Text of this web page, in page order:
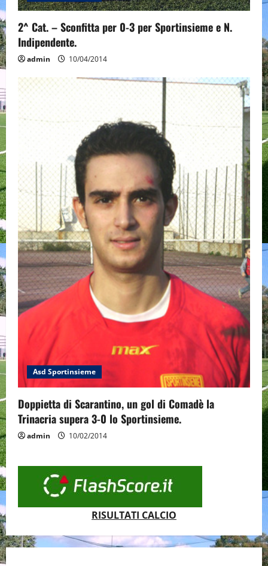
2^ Cat. – Sconfitta per 0-3 per Sportinsieme e N.
Indipendente.
admin 10/04/2014
Asd Sportinsieme
Doppietta di Scarantino, un gol di Comadè la
Trinacria supera 3-0 lo Sportinsieme.
admin 10/02/2014
RISULTATI CALCIO